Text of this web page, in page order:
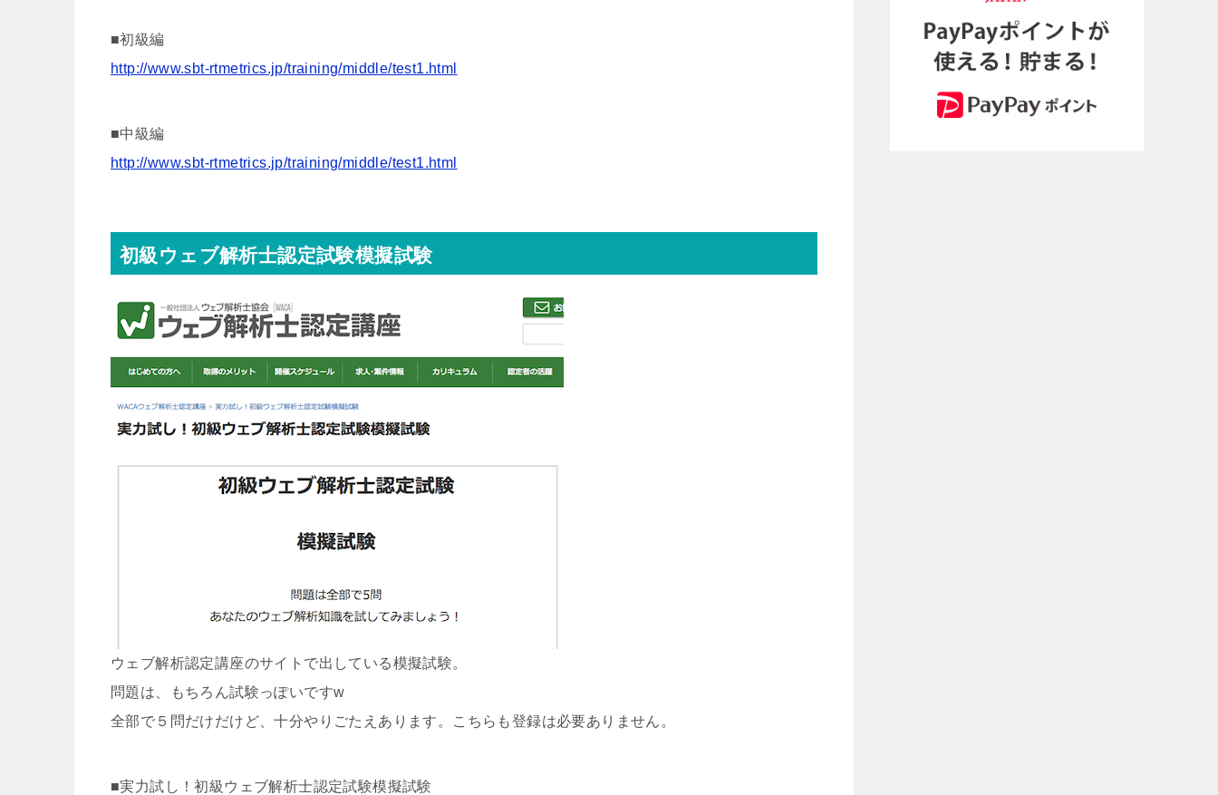
■初級編
http://www.sbt-rtmetrics.jp/training/middle/test1.html
■中級編
http://www.sbt-rtmetrics.jp/training/middle/test1.html
初級ウェブ解析士認定試験模擬試験
ウェブ解析認定講座のサイトで出している模擬試験。
問題は、もちろん試験っぽいですw
全部で５問だけだけど、十分やりごたえあります。こちらも登録は必要ありません。
■実力試し！初級ウェブ解析士認定試験模擬試験